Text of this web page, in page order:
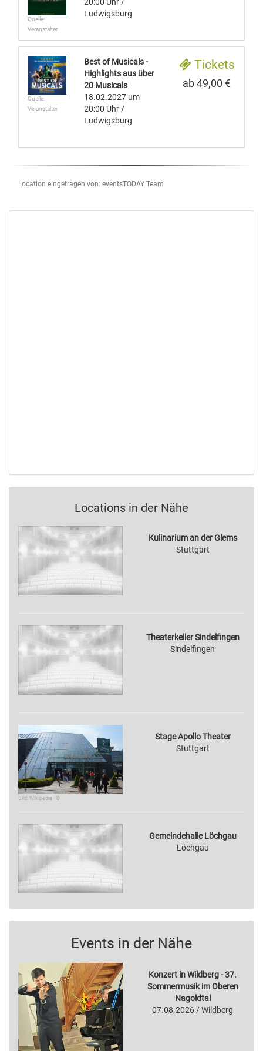
Quelle:
Veranstalter
Ludwigsburg
Quelle:
Veranstalter
Best of Musicals -
Highlights aus über
20 Musicals
18.02.2027 um
20:00 Uhr /
Ludwigsburg
Tickets
ab 49,00 €
Location eingetragen von: eventsTODAY Team
Locations in der Nähe
Kulinarium an der Glems
Stuttgart
Theaterkeller Sindelfingen
Sindelfingen
Bild: Wikipedia · ©
Stage Apollo Theater
Stuttgart
Gemeindehalle Löchgau
Löchgau
Events in der Nähe
Konzert in Wildberg - 37.
Sommermusik im Oberen
Nagoldtal
07.08.2026 / Wildberg